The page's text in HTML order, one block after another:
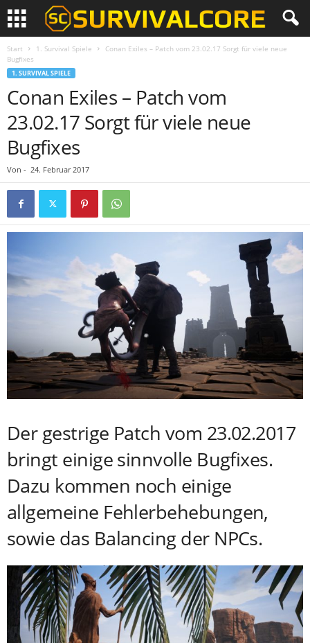
Start 1. Survival Spiele
Conan Exiles – Patch vom 23.02.17 Sorgt für viele neue
Bugfixes
1. SURVIVAL SPIELE
Conan Exiles – Patch vom
23.02.17 Sorgt für viele neue
Bugfixes
Von - 24. Februar 2017
Der gestrige Patch vom 23.02.2017
bringt einige sinnvolle Bugfixes.
Dazu kommen noch einige
allgemeine Fehlerbehebungen,
sowie das Balancing der NPCs.